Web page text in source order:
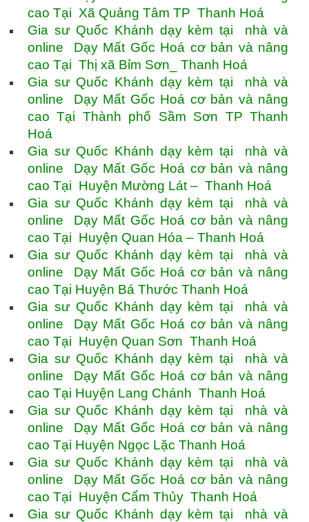
cao Tại Xã Quảng Tâm TP Thanh Hoá
Gia sư Quốc Khánh dạy kèm tại nhà và
online Dạy Mất Gốc Hoá cơ bản và nâng
cao Tại Thị xã Bỉm Sơn_ Thanh Hoá
Gia sư Quốc Khánh dạy kèm tại nhà và
online Dạy Mất Gốc Hoá cơ bản và nâng
cao Tại Thành phố Sầm Sơn TP Thanh
Hoá
Gia sư Quốc Khánh dạy kèm tại nhà và
online Dạy Mất Gốc Hoá cơ bản và nâng
cao Tại Huyện Mường Lát – Thanh Hoá
Gia sư Quốc Khánh dạy kèm tại nhà và
online Dạy Mất Gốc Hoá cơ bản và nâng
cao Tại Huyện Quan Hóa – Thanh Hoá
Gia sư Quốc Khánh dạy kèm tại nhà và
online Dạy Mất Gốc Hoá cơ bản và nâng
cao Tại Huyện Bá Thước Thanh Hoá
Gia sư Quốc Khánh dạy kèm tại nhà và
online Dạy Mất Gốc Hoá cơ bản và nâng
cao Tại Huyện Quan Sơn Thanh Hoá
Gia sư Quốc Khánh dạy kèm tại nhà và
online Dạy Mất Gốc Hoá cơ bản và nâng
cao Tại Huyện Lang Chánh Thanh Hoá
Gia sư Quốc Khánh dạy kèm tại nhà và
online Dạy Mất Gốc Hoá cơ bản và nâng
cao Tại Huyện Ngọc Lặc Thanh Hoá
Gia sư Quốc Khánh dạy kèm tại nhà và
online Dạy Mất Gốc Hoá cơ bản và nâng
cao Tại Huyện Cẩm Thủy Thanh Hoá
Gia sư Quốc Khánh dạy kèm tại nhà và